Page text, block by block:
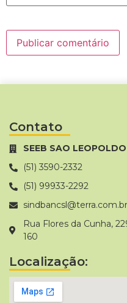
Contato
SEEB SAO LEOPOLDO
(51) 3590-2332
(51) 99933-2292
sindbancsl@terra.com.br
Rua Flores da Cunha,
160
Localização: